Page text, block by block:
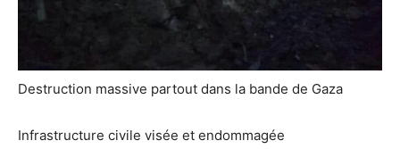
Destruction massive partout dans la bande de Gaza
Infrastructure civile visée et endommagée